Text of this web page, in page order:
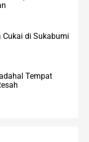
Cukai di Sukabumi
Tempat